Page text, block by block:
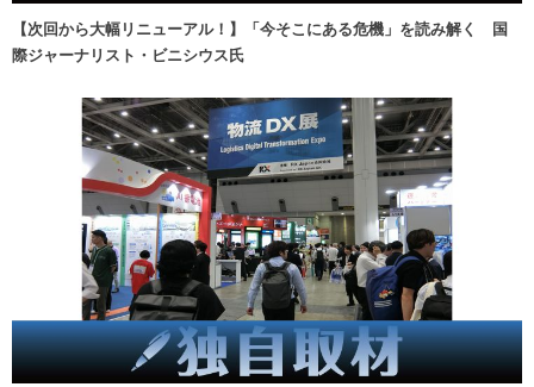
【次回から大幅リニューアル！】「今そこにある危機」を読み解く 国
際ジャーナリスト・ビニシウス氏